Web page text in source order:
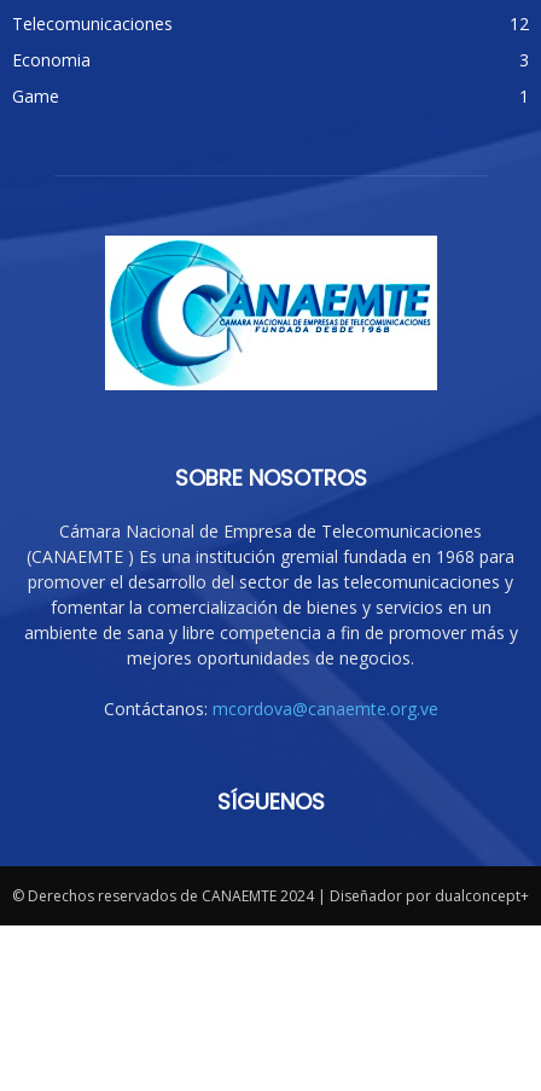
Telecomunicaciones
12
Economia
3
Game
1
SOBRE NOSOTROS
Cámara Nacional de Empresa de Telecomunicaciones
(CANAEMTE ) Es una institución gremial fundada en 1968 para
promover el desarrollo del sector de las telecomunicaciones y
fomentar la comercialización de bienes y servicios en un
ambiente de sana y libre competencia a fin de promover más y
mejores oportunidades de negocios.
Contáctanos: mcordova@canaemte.org.ve
SÍGUENOS
© Derechos reservados de CANAEMTE 2024 | Diseñador por dualconcept+